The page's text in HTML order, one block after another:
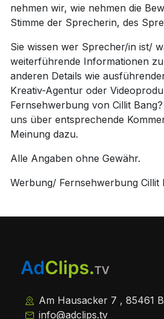
nehmen wir, wie nehmen die
Stimme der Sprecherin, des
Sie wissen wer Sprecher/in ist/
weiterführende Informationen
anderen Details wie
Kreativ-Agentur oder
Fernsehwerbung von Cillit
uns über entsprechende
Meinung dazu.
Alle Angaben ohne Gewähr.
Werbung/ Fernsehwerbung Cillit
Am Hausacker 7 , 85461
info@adclips.tv